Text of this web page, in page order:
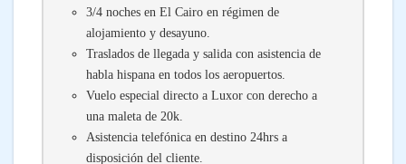
3/4 noches en El Cairo en régimen de
alojamiento y desayuno.
Traslados de llegada y salida con asistencia de
habla hispana en todos los aeropuertos.
Vuelo especial directo a Luxor con derecho a
una maleta de 20k.
Asistencia telefónica en destino 24hrs a
disposición del cliente.